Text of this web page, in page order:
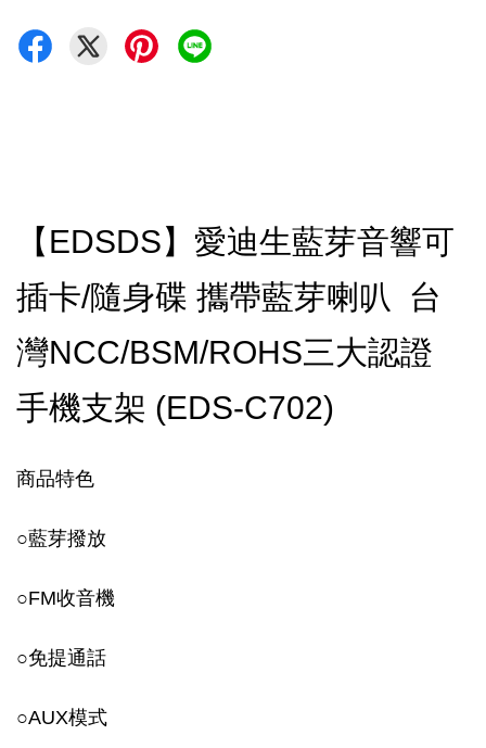
【EDSDS】愛迪生藍芽音響可
插卡/隨身碟 攜帶藍芽喇叭 台
灣NCC/BSM/ROHS三大認證
手機支架 (EDS-C702)
商品特色
○藍芽撥放
○FM收音機
○免提通話
○AUX模式